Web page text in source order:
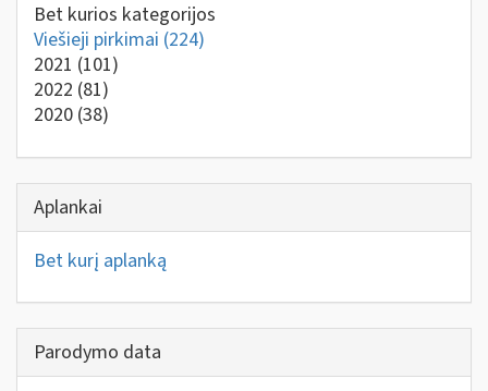
Bet kurios kategorijos
Viešieji pirkimai (224)
2021 (101)
2022 (81)
2020 (38)
Aplankai
Bet kurį aplanką
Parodymo data